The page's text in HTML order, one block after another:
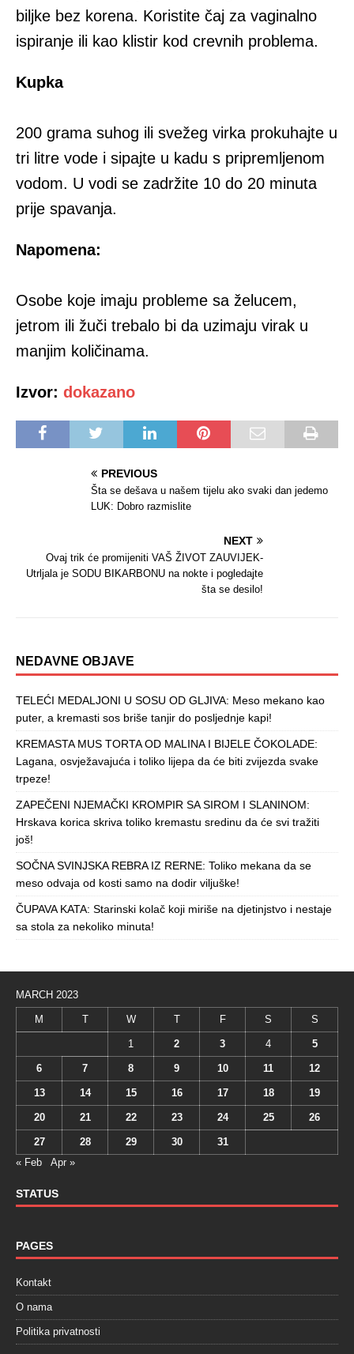
biljke bez korena. Koristite čaj za vaginalno
ispiranje ili kao klistir kod crevnih problema.
Kupka
200 grama suhog ili svežeg virka prokuhajte u
tri litre vode i sipajte u kadu s pripremljenom
vodom. U vodi se zadržite 10 do 20 minuta
prije spavanja.
Napomena:
Osobe koje imaju probleme sa želucem,
jetrom ili žuči trebalo bi da uzimaju virak u
manjim količinama.
Izvor: dokazano
PREVIOUS
Šta se dešava u našem tijelu ako svaki dan jedemo
LUK: Dobro razmislite
NEXT
Ovaj trik će promijeniti VAŠ ŽIVOT ZAUVIJEK-
Utrljala je SODU BIKARBONU na nokte i pogledajte
šta se desilo!
NEDAVNE OBJAVE
TELEĆI MEDALJONI U SOSU OD GLJIVA: Meso mekano kao
puter, a kremasti sos briše tanjir do posljednje kapi!
KREMASTA MUS TORTA OD MALINA I BIJELE ČOKOLADE:
Lagana, osvježavajuća i toliko lijepa da će biti zvijezda svake
trpeze!
ZAPEČENI NJEMAČKI KROMPIR SA SIROM I SLANINOM:
Hrskava korica skriva toliko kremastu sredinu da će svi tražiti
još!
SOČNA SVINJSKA REBRA IZ RERNE: Toliko mekana da se
meso odvaja od kosti samo na dodir viljuške!
ČUPAVA KATA: Starinski kolač koji miriše na djetinjstvo i nestaje
sa stola za nekoliko minuta!
MARCH 2023
M T W T F S S
1 2 3 4 5
6 7 8 9 10 11 12
13 14 15 16 17 18 19
20 21 22 23 24 25 26
27 28 29 30
31
« Feb
Apr »
STATUS
PAGES
Kontakt
O nama
Politika privatnosti